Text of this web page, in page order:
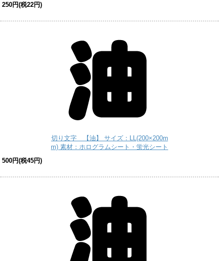
250円(税22円)
切り文字 【油】 サイズ：LL(200×200m
m) 素材：ホログラムシート・蛍光シート
500円(税45円)